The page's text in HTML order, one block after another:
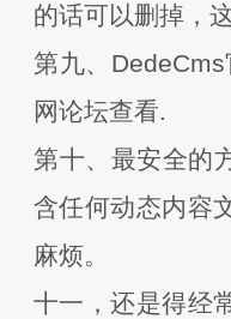
的话可以删掉，
第九、
网论坛查看.
第十、最安全的
含任何动态内容
麻烦。
十一，还是得经